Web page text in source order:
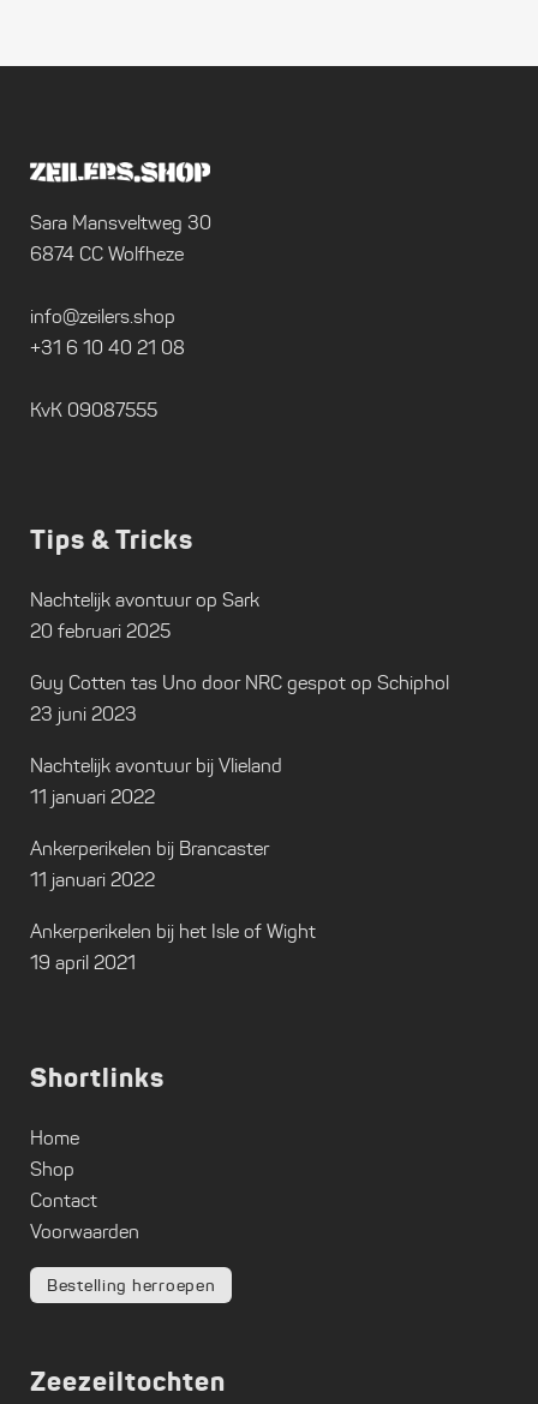
Sara Mansveltweg 30
6874 CC Wolfheze
info@zeilers.shop
+31 6 10 40 21 08
KvK 09087555
Tips & Tricks
Nachtelijk avontuur op Sark
20 februari 2025
Guy Cotten tas Uno door NRC gespot op Schiphol
23 juni 2023
Nachtelijk avontuur bij Vlieland
11 januari 2022
Ankerperikelen bij Brancaster
11 januari 2022
Ankerperikelen bij het Isle of Wight
19 april 2021
Shortlinks
Home
Shop
Contact
Voorwaarden
Bestelling herroepen
Zeezeiltochten